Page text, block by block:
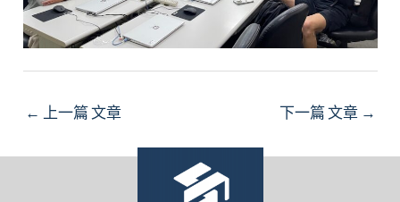
Post
← 上一篇 文章 下一篇 文章 →